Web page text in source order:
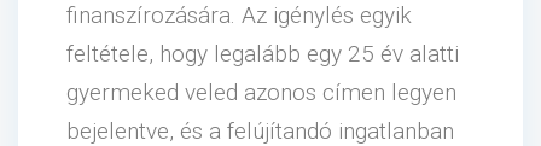
finanszírozására. Az igénylés egyik
feltétele, hogy legalább egy 25 év alatti
gyermeked veled azonos címen legyen
bejelentve, és a felújítandó ingatlanban